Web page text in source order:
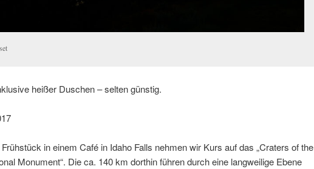
heißer Duschen – selten günstig.
in einem Café in Idaho Falls nehmen wir Kurs auf das „Craters of the
Monument“. Die ca. 140 km dorthin führen durch eine langweilige Ebene